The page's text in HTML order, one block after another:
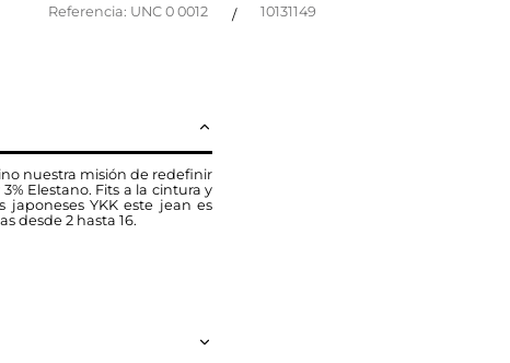
Referencia: UNC 0 0012 / 10131149
nuestra misión de redefinir
Elestano. Fits a la cintura y
YKK este jean es
desde 2 hasta 16.